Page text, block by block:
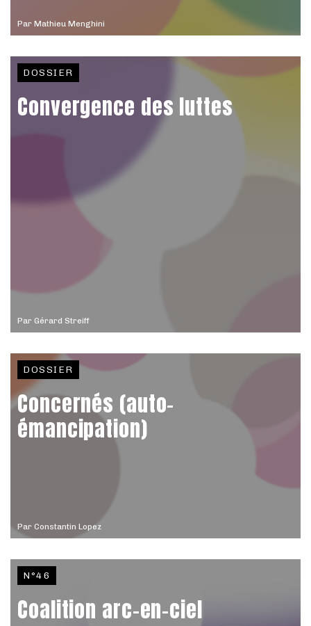
Par Mathieu Menghini
Par Gérard Streiff
DOSSIER
Convergence des luttes
Par Constantin Lopez
DOSSIER
Concernés (auto-
émancipation)
N°46
Coalition arc-en-ciel